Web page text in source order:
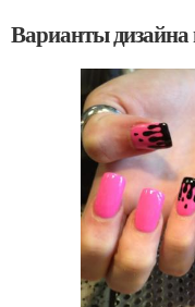
Варианты дизайна